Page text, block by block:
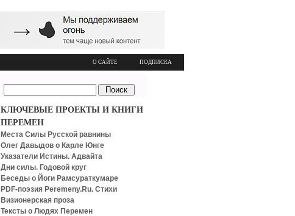
О САЙТЕ ПОДПИСКА
КЛЮЧЕВЫЕ ПРОЕКТЫ И КНИГИ
ПЕРЕМЕН
Места Силы Русской равнины
Олег Давыдов о Карле Юнге
Указатели Истины. Адвайта
Дни силы. Годовой круг
Беседы о Йоги Рамсураткумаре
PDF-поэзия Peremeny.Ru. Стихи
Визионерская проза
Тексты о Людях Перемен